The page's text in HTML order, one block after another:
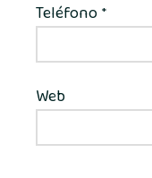
Teléfono *
Web